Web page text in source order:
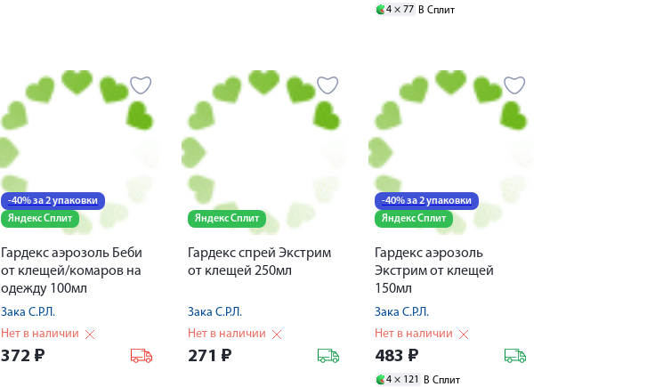
4 × 77 В Сплит
-40% за 2 упаковки
Яндекс Сплит
Гардекс аэрозоль Беби
от клещей/комаров на
одежду 100мл
Зака С.Р.Л.
Нет в наличии
372 ₽
Яндекс Сплит
Гардекс спрей Экстрим
от клещей 250мл
Зака С.Р.Л.
Нет в наличии
271 ₽
-40% за 2 упаковки
Яндекс Сплит
Гардекс аэрозоль
Экстрим от клещей
150мл
Зака С.Р.Л.
Нет в наличии
483 ₽
4 × 121 В Сплит